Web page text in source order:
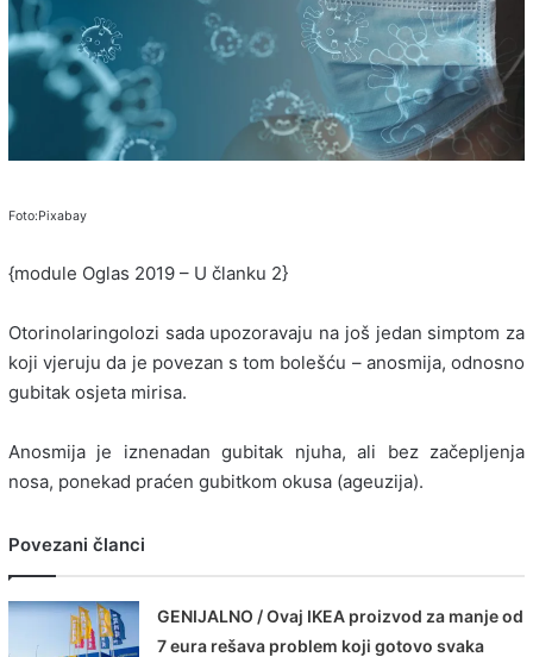
Foto:Pixabay
{module Oglas 2019 – U članku 2}
Otorinolaringolozi sada upozoravaju na još jedan simptom za
koji vjeruju da je povezan s tom bolešću – anosmija, odnosno
gubitak osjeta mirisa.
Anosmija je iznenadan gubitak njuha, ali bez začepljenja
nosa, ponekad praćen gubitkom okusa (ageuzija).
Povezani članci
GENIJALNO / Ovaj IKEA proizvod za manje od
7 eura rešava problem koji gotovo svaka